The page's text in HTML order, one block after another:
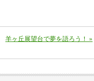
羊ヶ丘展望台で夢を語ろう！ »